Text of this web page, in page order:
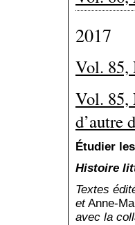
2017
Vol. 85,
Vol. 85,
d’autre
Étudier
Histoire
Textes é
etAnne-
avec la